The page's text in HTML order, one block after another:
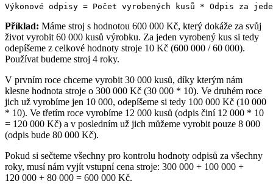
Příklad: Máme stroj s hodnotou 600 000 Kč, který dokáže za svůj
život vyrobit 60 000 kusů výrobku. Za jeden vyrobený kus si tedy
odepíšeme z celkové hodnoty stroje 10 Kč (600 000 / 60 000).
Používat budeme stroj 4 roky.
V prvním roce chceme vyrobit 30 000 kusů, díky kterým nám
klesne hodnota stroje o 300 000 Kč (30 000 * 10). Ve druhém roce
jich už vyrobíme jen 10 000, odepíšeme si tedy 100 000 Kč (10 000
* 10). Ve třetím roce vyrobíme 12 000 kusů (odpis činí 12 000 * 10
= 120 000 Kč) a v posledním už jich můžeme vyrobit pouze 8 000
(odpis bude 80 000 Kč).
Pokud si sečteme všechny pro kontrolu hodnoty odpisů za všechny
roky, musí nám vyjít vstupní cena stroje: 300 000 + 100 000 +
120 000 + 80 000 = 600 000 Kč.